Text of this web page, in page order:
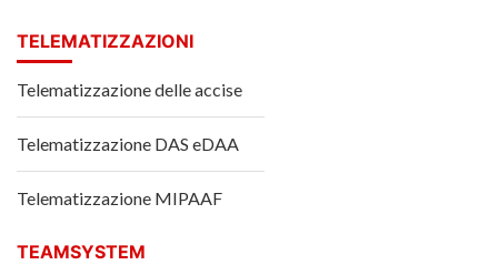
TELEMATIZZAZIONI
Telematizzazione delle accise
Telematizzazione DAS eDAA
Telematizzazione MIPAAF
TEAMSYSTEM